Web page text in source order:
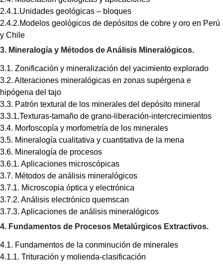
2.4.1.Unidades geológicas – bloques
2.4.2.Modelos geológicos de depósitos de cobre y oro en Perú
y Chile
3. Mineralogía y Métodos de Análisis Mineralógicos.
3.1. Zonificación y mineralización del yacimiento explorado
3.2. Alteraciones mineralógicas en zonas supérgena e
hipógena del tajo
3.3. Patrón textural de los minerales del depósito mineral
3.3.1.Texturas-tamaño de grano-liberación-intercrecimientos
3.4. Morfoscopía y morfometría de los minerales
3.5. Mineralogía cualitativa y cuantitativa de la mena
3.6. Mineralogía de procesos
3.6.1. Aplicaciones microscópicas
3.7. Métodos de análisis mineralógicos
3.7.1. Microscopia óptica y electrónica
3.7.2. Análisis electrónico quemscan
3.7.3. Aplicaciones de análisis mineralógicos
4. Fundamentos de Procesos Metalúrgicos Extractivos.
4.1. Fundamentos de la conminución de minerales
4.1.1. Trituración y molienda-clasificación